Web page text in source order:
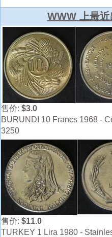
WWW 上最
售价: $3.0
BURUNDI 10 Francs 1968 -
3250
售价: $11.0
TURKEY 1 Lira 1980 -